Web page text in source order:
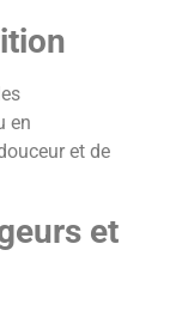
en
et de
et